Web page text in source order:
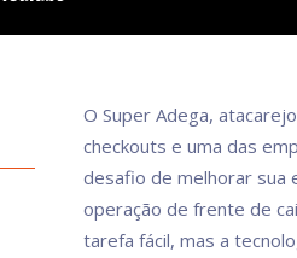
O Super Adega,
checkouts e uma das
desafio de melhorar sua
operação de frente de
tarefa fácil, mas a